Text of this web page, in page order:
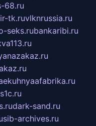
68.ru
tk.ruvlknrussia.ru
seks.rubankaribi.ru
dark-sand.ru
sib-archives.ru